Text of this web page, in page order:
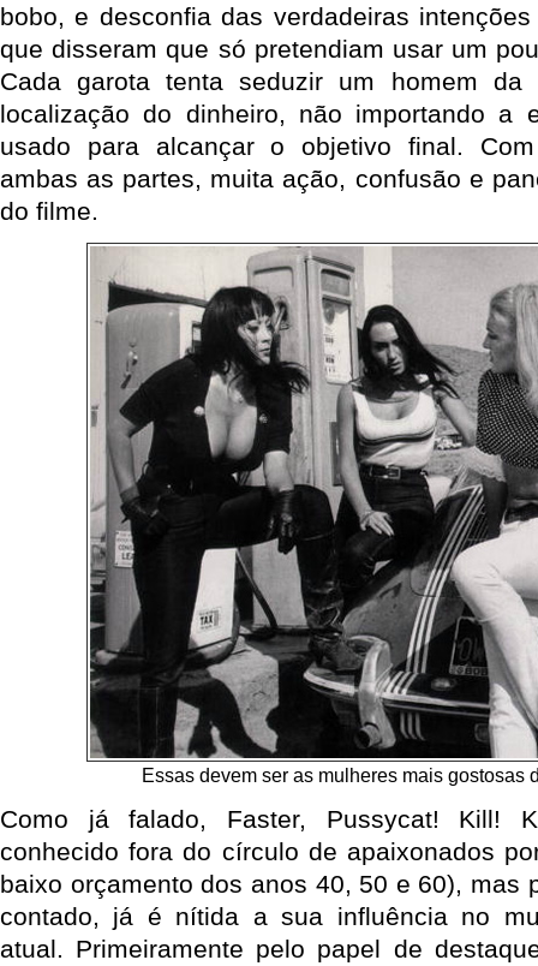
bobo, e desconfia das verdadeiras
que disseram que só pretendiam usar um
Cada garota tenta seduzir um homem da
localização do dinheiro, não importando a
usado para alcançar o objetivo final.
ambas as partes, muita ação, confusão e
do filme.
Essas devem ser as mulheres mais gostosas
Como já falado, Faster, Pussycat! Kill!
conhecido fora do círculo de apaixonados
baixo orçamento dos anos 40, 50 e 60), mas
contado, já é nítida a sua influência no
atual. Primeiramente pelo papel de